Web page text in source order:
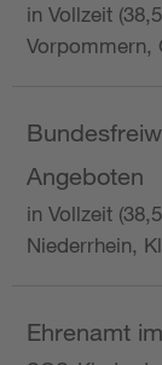
in Vollzeit
Vorpommern,
Angeboten
in Vollzeit
Niederrhein,
Ehrenamt